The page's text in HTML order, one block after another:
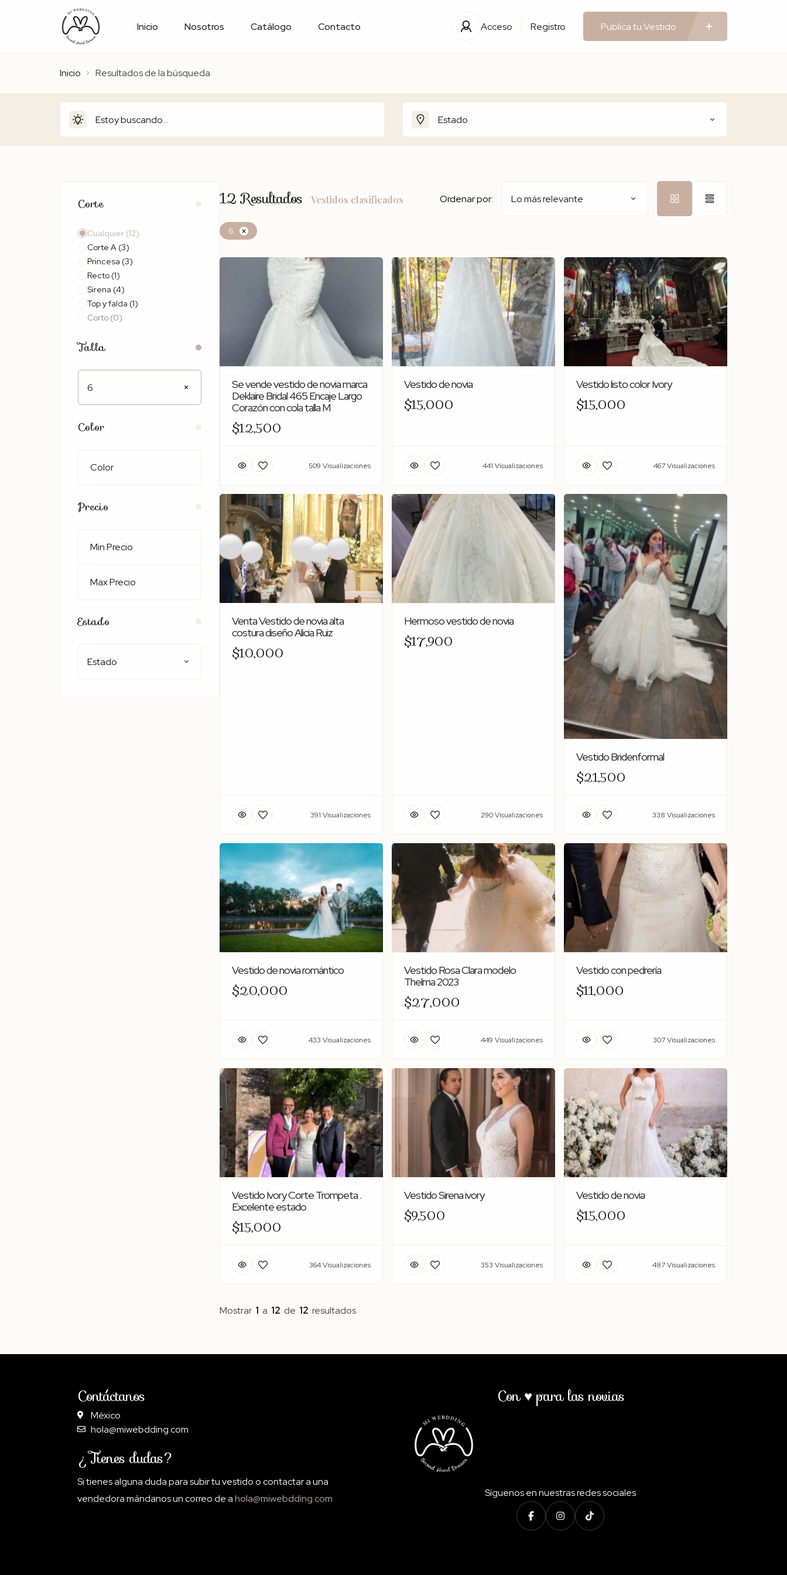
Inicio Nosotros Catálogo Contacto Acceso Registro Publica tu Vestido
Inicio Resultados de la búsqueda
Estado
Corte
Cualquier (12)
Corte A (3)
Princesa (3)
Recto (1)
Sirena (4)
Top y falda (1)
Corto (0)
Talla
6
Color
Precio
Estado
Estado
12Resultados Vestidos clasificados Ordenar por: Lo más relevante
6
Se vende vestido de novia marca
Deklaire Bridal 465 Encaje Largo
Corazón con cola talla M
$12,500
509 Visualizaciones
Vestido de novia
$15,000
441 Visualizaciones
Vestido listo color Ivory
$15,000
467 Visualizaciones
Venta Vestido de novia alta
costura diseño Alicia Ruiz
$10,000
391 Visualizaciones
Hermoso vestido de novia
$17,900
290 Visualizaciones
Vestido Bridenformal
$21,500
338 Visualizaciones
Vestido de novia romántico
$20,000
433 Visualizaciones
Vestido Rosa Clara modelo
Thelma 2023
$27,000
449 Visualizaciones
Vestido con pedrería
$11,000
307 Visualizaciones
Vestido Ivory Corte Trompeta .
Excelente estado
$15,000
364 Visualizaciones
Vestido Sirena ivory
$9,500
353 Visualizaciones
Vestido de novia
$15,000
487 Visualizaciones
Mostrar 1 a 12 de 12 resultados
Contáctanos
México
hola@miwebdding.com
¿Tienes dudas?
Si tienes alguna duda para subir tu vestido o contactar a una
vendedora mándanos un correo de ahola@miwebdding.com
Con ♥ para las novias
Síguenos en nuestras redes sociales